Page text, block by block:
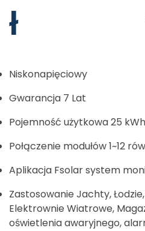
ł
Niskonapięciowy
Gwarancja 7 Lat
Pojemność użytkowa 25 kWh
Połączenie modułów 1~12
Aplikacja Fsolar system
Zastosowanie Jachty,
Elektrownie Wiatrowe,
oświetlenia awaryjnego,